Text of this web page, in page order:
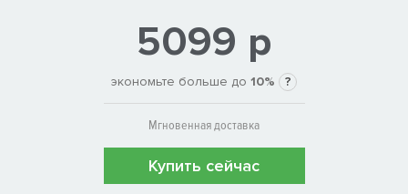
5099 р
экономьте больше до 10% ?
Мгновенная доставка
Купить сейчас